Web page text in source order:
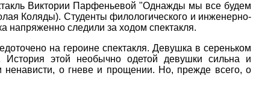
Виктории Парфеньевой "Однажды мы все будем
Коляды). Студенты филологического и инженерно-
напряженно следили за ходом спектакля.
на героине спектакля. Девушка в сереньком
этой необычно одетой девушки сильна и
о гневе и прощении. Но, прежде всего, о